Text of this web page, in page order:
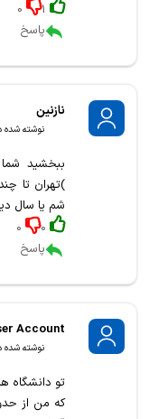
1
0
پاسخ
نازنین
نوشته شده در: 1393/04/06
ببخشید شما
شم یا سال
0
0
پاسخ
Account
نوشته شده در: 1393/04/06
تو دانشگاه